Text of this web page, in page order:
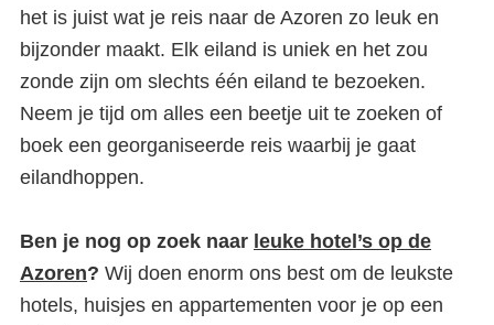
het is juist wat je reis naar de Azoren zo leuk en
bijzonder maakt. Elk eiland is uniek en het zou
zonde zijn om slechts één eiland te bezoeken.
Neem je tijd om alles een beetje uit te zoeken of
boek een georganiseerde reis waarbij je gaat
eilandhoppen.
Ben je nog op zoek naar leuke hotel’s op de
Azoren? Wij doen enorm ons best om de leukste
hotels, huisjes en appartementen voor je op een